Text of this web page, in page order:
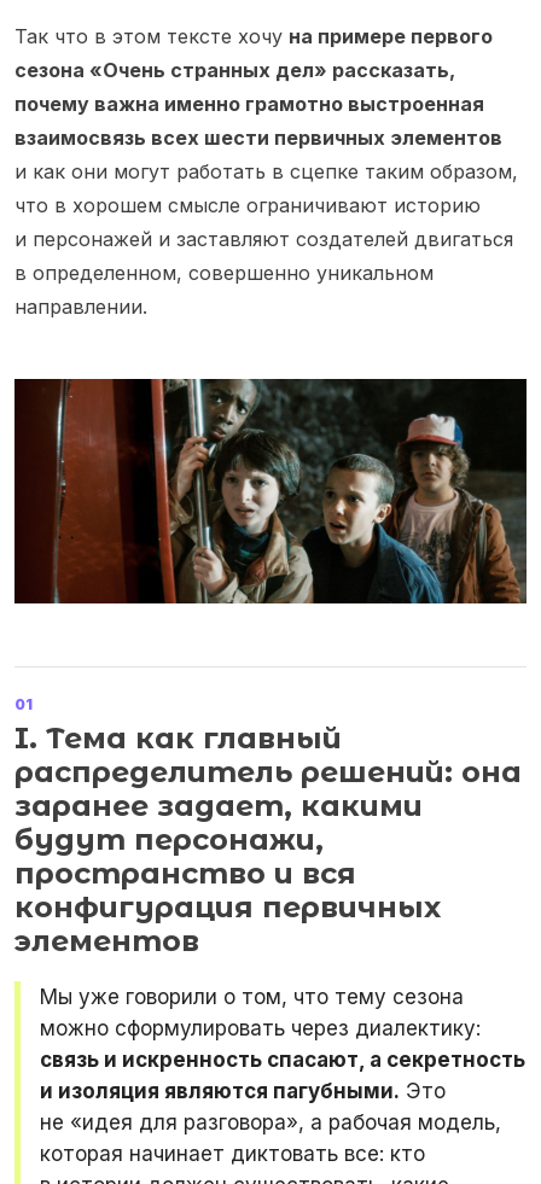
Так что в этом тексте хочу на примере первого
сезона «Очень странных дел» рассказать,
почему важна именно грамотно выстроенная
взаимосвязь всех шести первичных элементов
и как они могут работать в сцепке таким образом,
что в хорошем смысле ограничивают историю
и персонажей и заставляют создателей двигаться
в определенном, совершенно уникальном
направлении.
01
I. Тема как главный
распределитель решений: она
заранее задает, какими
будут персонажи,
пространство и вся
конфигурация первичных
элементов
Мы уже говорили о том, что тему сезона
можно сформулировать через диалектику:
связь и искренность спасают, а секретность
и изоляция являются пагубными. Это
не «идея для разговора», а рабочая модель,
которая начинает диктовать все: кто